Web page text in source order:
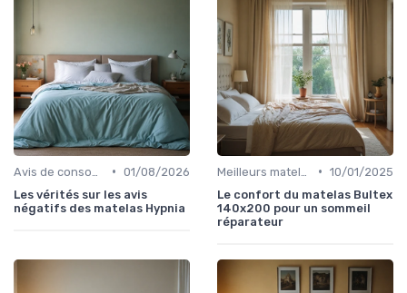
• 01/08/2026
Les vérités sur les avis
négatifs des matelas Hypnia
• 10/01/2025
Le confort du matelas Bultex
140x200 pour un sommeil
réparateur